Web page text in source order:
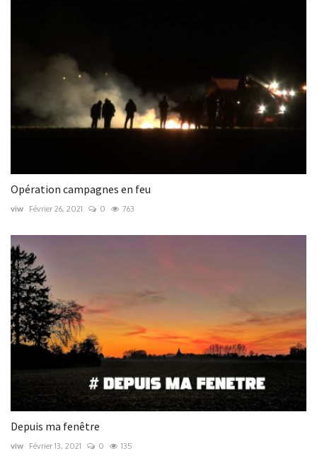
Opération campagnes en feu
viw Février 26, 2021 0 763
Depuis ma fenêtre
viw Février 13, 2021 0 135